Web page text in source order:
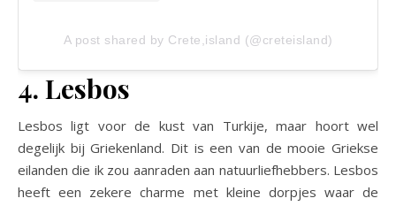
A post shared by Crete,island (@creteisland)
4. Lesbos
Lesbos ligt voor de kust van Turkije, maar hoort wel
degelijk bij Griekenland. Dit is een van de mooie Griekse
eilanden die ik zou aanraden aan natuurliefhebbers. Lesbos
heeft een zekere charme met kleine dorpjes waar de